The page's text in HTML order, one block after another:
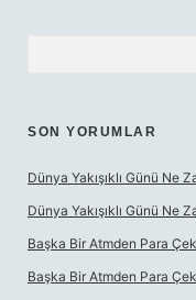
SON YORUMLAR
Dünya Yakışıklı Günü Ne
Dünya Yakışıklı Günü Ne
Başka Bir Atmden Para
Başka Bir Atmden Para